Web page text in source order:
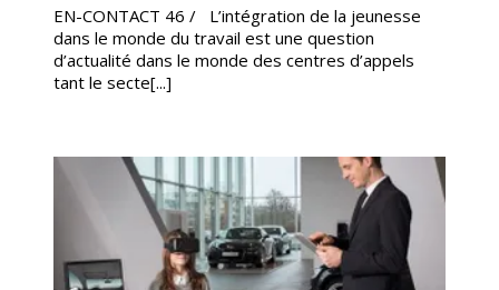
EN-CONTACT 46 / L’intégration de la jeunesse
dans le monde du travail est une question
d’actualité dans le monde des centres d’appels
tant le secte[...]